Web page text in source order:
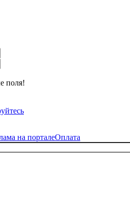
поля!
на порталеОплата